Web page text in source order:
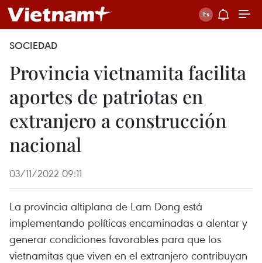
SOCIEDAD
Provincia vietnamita facilita
aportes de patriotas en
extranjero a construcción
nacional
03/11/2022 09:11
La provincia altiplana de Lam Dong está
implementando políticas encaminadas a alentar y
generar condiciones favorables para que los
vietnamitas que viven en el extranjero contribuyan